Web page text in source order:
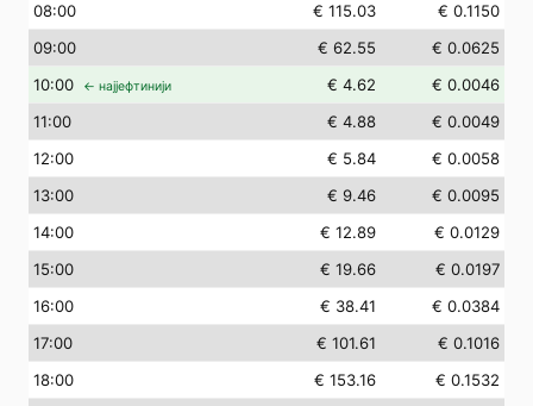
08:00 € 115.03
€ 0.1150
09:00 € 62.55
€ 0.0625
10:00 ← најјефтинији € 4.62
€ 0.0046
11:00 € 4.88
€ 0.0049
12:00 € 5.84
€ 0.0058
13:00 € 9.46
€ 0.0095
14:00 € 12.89
€ 0.0129
15:00 € 19.66
€ 0.0197
16:00 € 38.41
€ 0.0384
17:00 € 101.61
€ 0.1016
18:00 € 153.16
€ 0.1532